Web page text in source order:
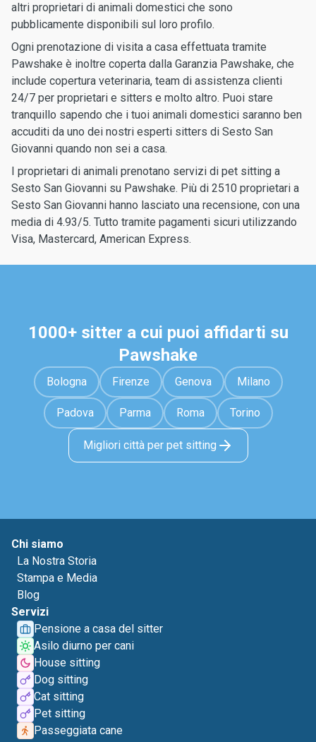
altri proprietari di animali domestici che sono
pubblicamente disponibili sul loro profilo.
Ogni prenotazione di visita a casa effettuata tramite
Pawshake è inoltre coperta dalla Garanzia Pawshake, che
include copertura veterinaria, team di assistenza clienti
24/7 per proprietari e sitters e molto altro. Puoi stare
tranquillo sapendo che i tuoi animali domestici saranno ben
accuditi da uno dei nostri esperti sitters di Sesto San
Giovanni quando non sei a casa.
I proprietari di animali prenotano servizi di pet sitting a
Sesto San Giovanni su Pawshake. Più di 2510 proprietari a
Sesto San Giovanni hanno lasciato una recensione, con una
media di 4.93/5. Tutto tramite pagamenti sicuri utilizzando
Visa, Mastercard, American Express.
1000+ sitter a cui puoi affidarti su
Pawshake
Bologna Firenze Genova Milano
Padova Parma Roma Torino
Migliori città per pet sitting
Chi siamo
La Nostra Storia
Stampa e Media
Blog
Servizi
Pensione a casa del sitter
Asilo diurno per cani
House sitting
Dog sitting
Cat sitting
Pet sitting
Passeggiata cane